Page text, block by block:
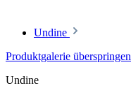
Undine
Produktgalerie überspringen
Undine